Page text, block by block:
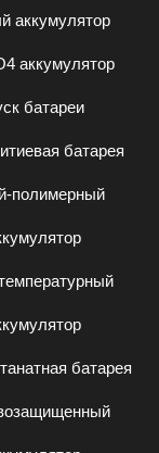
аккумулятор
аккумулятор
батареи
батарея
полимерный
батарея